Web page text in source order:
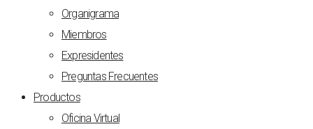
Organigrama
Miembros
Expresidentes
Preguntas Frecuentes
Productos
Oficina Virtual